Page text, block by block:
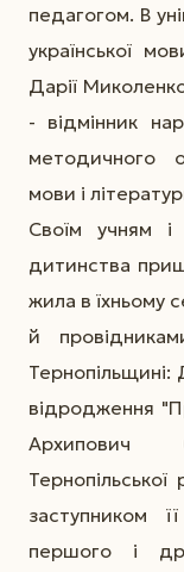
педагогом. В
української
Дарії
- відмінник
методичного
мови і
Своїм учням
дитинства
жила в їхньому
й
Тернопільщині:
відродження
Архипович
заступником
першого і